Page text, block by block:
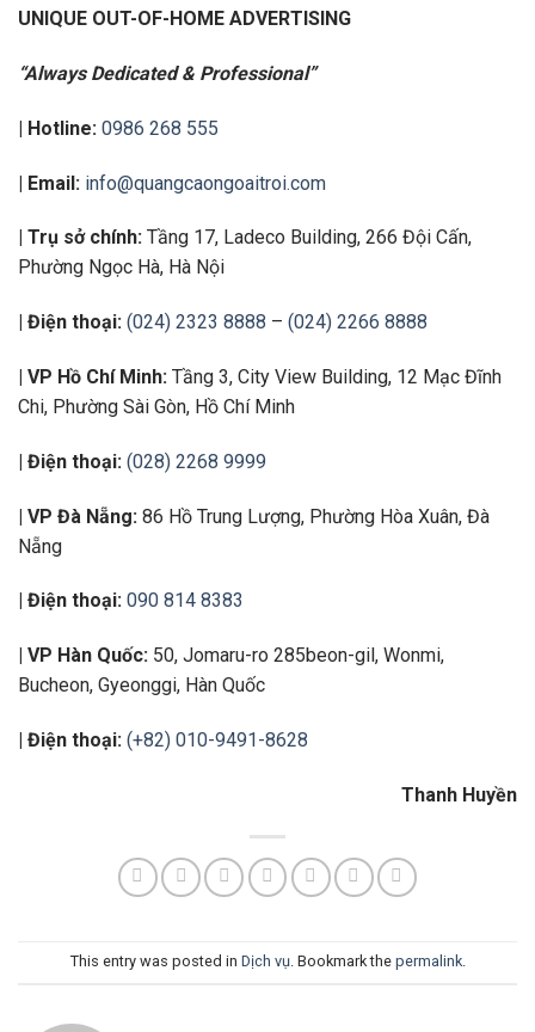
UNIQUE OUT-OF-HOME ADVERTISING
“Always Dedicated & Professional”
| Hotline: 0986 268 555
| Email: info@quangcaongoaitroi.com
| Trụ sở chính: Tầng 17, Ladeco Building, 266 Đội Cấn,
Phường Ngọc Hà, Hà Nội
| Điện thoại: (024) 2323 8888 – (024) 2266 8888
| VP Hồ Chí Minh: Tầng 3, City View Building, 12 Mạc Đĩnh
Chi, Phường Sài Gòn, Hồ Chí Minh
| Điện thoại: (028) 2268 9999
| VP Đà Nẵng: 86 Hồ Trung Lượng, Phường Hòa Xuân, Đà
Nẵng
| Điện thoại: 090 814 8383
| VP Hàn Quốc: 50, Jomaru-ro 285beon-gil, Wonmi,
Bucheon, Gyeonggi, Hàn Quốc
| Điện thoại: (+82) 010-9491-8628
Thanh Huyền
This entry was posted in Dịch vụ. Bookmark the permalink.